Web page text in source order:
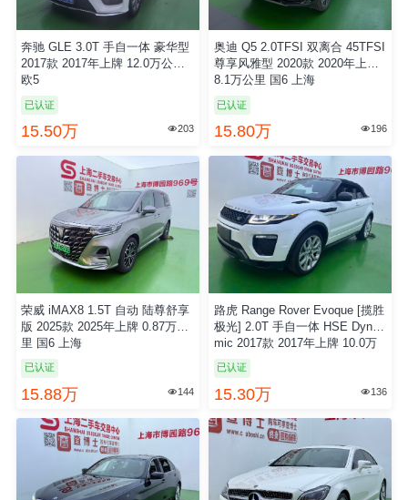
奔驰 GLE 3.0T 手自一体 豪华型
2017款 2017年上牌 12.0万公里
欧5
已认证
15.50万 203
奥迪 Q5 2.0TFSI 双离合 45TFSI
尊享风雅型 2020款 2020年上牌
8.1万公里 国6 上海
已认证
15.80万  196
荣威 iMAX8 1.5T 自动 陆尊舒享
版 2025款 2025年上牌 0.87万公
里 国6 上海
已认证
15.88万  144
路虎 Range Rover Evoque [揽胜
极光] 2.0T 手自一体 HSE Dyna
mic 2017款 2017年上牌 10.0万
公里 欧5 上海
已认证
15.30万  136